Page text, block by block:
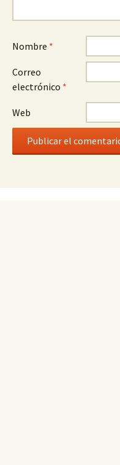
Nombre *
Correo
electrónico *
Web